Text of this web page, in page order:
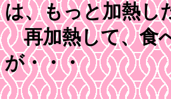
は、もっと加熱し
再加熱して、食
が・・・